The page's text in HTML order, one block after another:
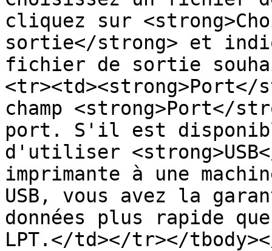
cliquez sur
sortie</strong> et
fichier de sortie
<tr><td><strong>Port</
champ <strong>Port</
port. S'il est
d'utiliser
imprimante à une
USB, vous avez la
données plus rapide
LPT.</td></tr></